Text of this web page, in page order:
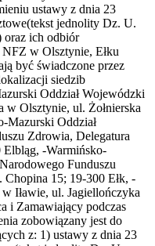
ustawy z dnia 23
jednolity Dz. U.
oraz ich odbiór
w Olsztynie, Ełku
być świadczone przez
siedzib
Oddział Wojewódzki
w Olsztynie, ul. Żołnierska
Mazurski Oddział
Zdrowia, Delegatura
-Warmińsko-
Funduszu
15; 19-300 Ełk, -
Iławie, ul. Jagiellończyka
i Zamawiający podczas
zobowiązany jest do
z: 1) ustawy z dnia 23